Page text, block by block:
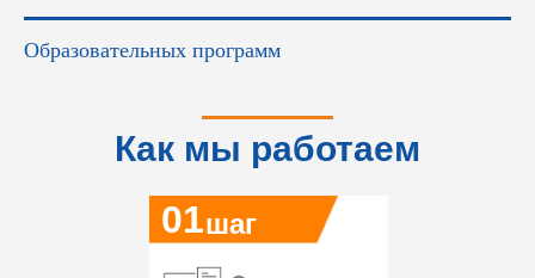
Образовательных программ
Как мы работаем
01шаг